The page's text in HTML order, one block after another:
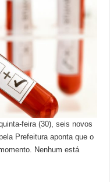
feira (30), seis novos
Prefeitura aponta que o
Nenhum está